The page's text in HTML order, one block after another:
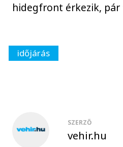
hidegfront érkezik,
időjárás
SZERZŐ
vehir.hu